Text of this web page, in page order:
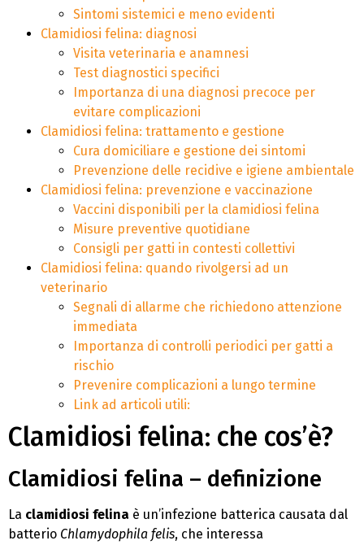
Sintomi sistemici e meno evidenti
Clamidiosi felina: diagnosi
Visita veterinaria e anamnesi
Test diagnostici specifici
Importanza di una diagnosi precoce per
evitare complicazioni
Clamidiosi felina: trattamento e gestione
Cura domiciliare e gestione dei sintomi
Prevenzione delle recidive e igiene ambientale
Clamidiosi felina: prevenzione e vaccinazione
Vaccini disponibili per la clamidiosi felina
Misure preventive quotidiane
Consigli per gatti in contesti collettivi
Clamidiosi felina: quando rivolgersi ad un
veterinario
Segnali di allarme che richiedono attenzione
immediata
Importanza di controlli periodici per gatti a
rischio
Prevenire complicazioni a lungo termine
Link ad articoli utili:
Clamidiosi felina: che cos’è?
Clamidiosi felina – definizione
La clamidiosi felina è un’infezione batterica causata dal
batterio Chlamydophila felis, che interessa